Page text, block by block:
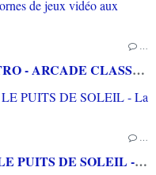
[REVUE LIVRE GAMING] - RETRO - ARCADE CLASSICS - La grande histoire des bornes de jeux vidéo aux éditions CASA
[REVUE MANGA] WARCRAFT LE PUITS DE SOLEIL - La chasse au dragon chez Mana Books